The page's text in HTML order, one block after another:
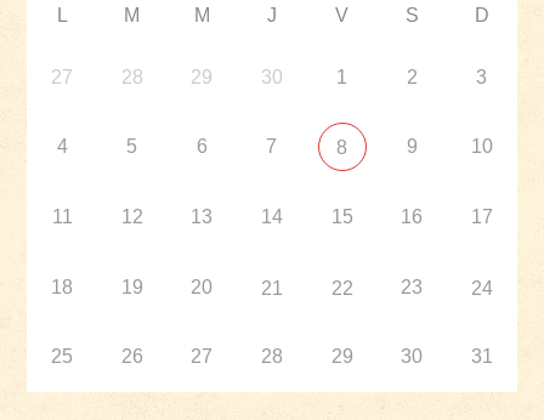
L M M J V S D
27 28 29 30 1 2 3
4 5 6 7 8 9 10
11 12 13 14 15 16 17
18 19 20 21 22 23 24
25 26 27 28 29 30 31